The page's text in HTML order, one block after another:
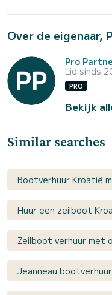
Over de eigenaar,
Pro
Lid sinds
PRO
Bekijk
Similar searches
Bootverhuur Kroatië
Huur een zeilboot
Zeilboot verhuur met
Jeanneau